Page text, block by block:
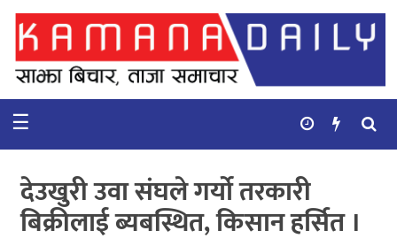
गृहपृष्ठ
समाचार
कुटनिती
कुराकानी
☰
देउखुरी उवा संघले गर्यो तरकारी
बिक्रीलाई ब्यबस्थित, किसान हर्सित ।